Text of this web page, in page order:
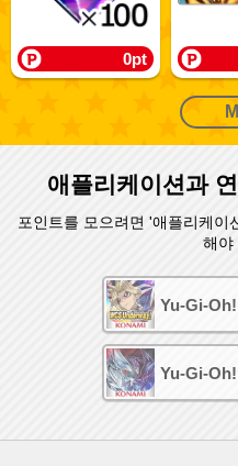
0pt
애플리케이션과
포인트를 모으려면 '애플리케이
해야
Yu-Gi-
Yu-Gi-